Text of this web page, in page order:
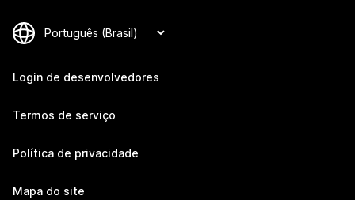
Login de desenvolvedores
Termos de serviço
Política de privacidade
Mapa do site